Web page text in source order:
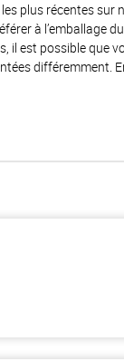
plus récentes
à l’emballage
est possible que
différemment.